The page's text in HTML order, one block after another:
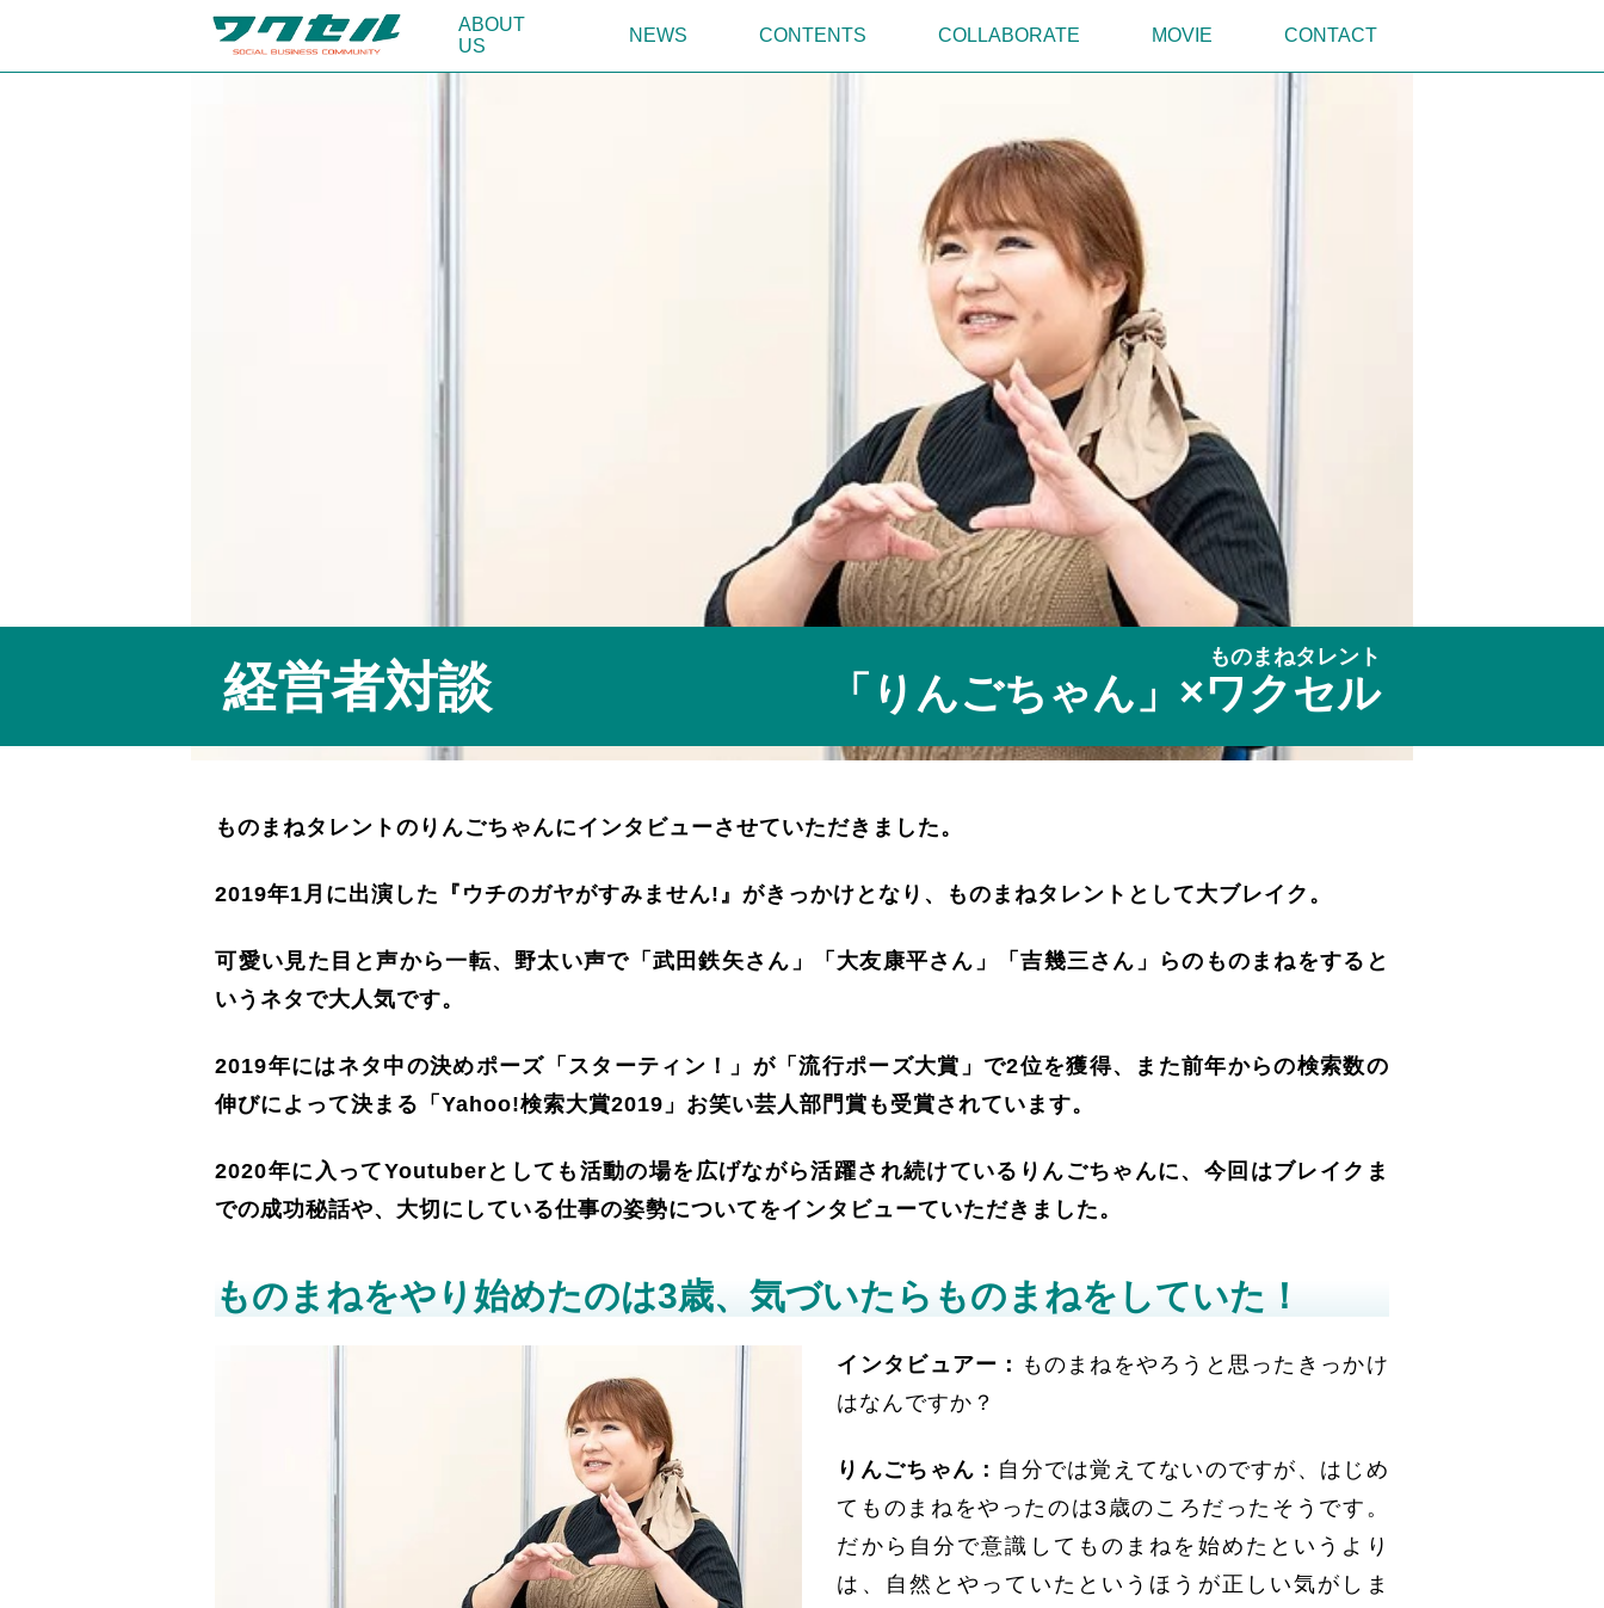
ABOUT
US
NEWS CONTENTS COLLABORATE MOVIE CONTACT
経営者対談 ものまねタレント
「りんごちゃん」×ワクセル
ものまねタレントのりんごちゃんにインタビューさせていただきました。
2019年1月に出演した『ウチのガヤがすみません!』がきっかけとなり、ものまねタレントとして大ブレイク。
可愛い見た目と声から一転、野太い声で「武田鉄矢さん」「大友康平さん」「吉幾三さん」らのものまねをすると
いうネタで大人気です。
2019年にはネタ中の決めポーズ「スターティン！」が「流行ポーズ大賞」で2位を獲得、また前年からの検索数の
伸びによって決まる「Yahoo!検索大賞2019」お笑い芸人部門賞も受賞されています。
2020年に入ってYoutuberとしても活動の場を広げながら活躍され続けているりんごちゃんに、今回はブレイクま
での成功秘話や、大切にしている仕事の姿勢についてをインタビューていただきました。
ものまねをやり始めたのは3歳、気づいたらものまねをしていた！
インタビュアー： ものまねをやろうと思ったきっかけ
はなんですか？
りんごちゃん： 自分では覚えてないのですが、はじめ
てものまねをやったのは3歳のころだったそうです。
だから自分で意識してものまねを始めたというより
は、自然とやっていたというほうが正しい気がしま